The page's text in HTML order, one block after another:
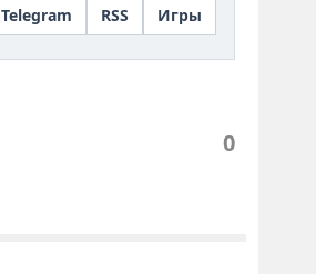
Telegram RSS Игры
0